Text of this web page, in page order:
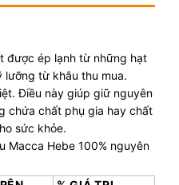
được ép lạnh từ những hạt
lưỡng từ khâu thu mua.
Điều này giúp giữ nguyên
chứa chất phụ gia hay chất
sức khỏe.
Macca Hebe 100% nguyên